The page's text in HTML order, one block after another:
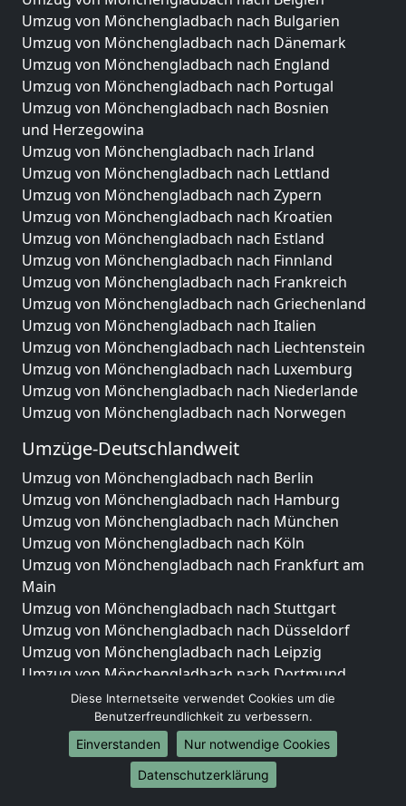
Umzug von Mönchengladbach nach Bulgarien
Umzug von Mönchengladbach nach Dänemark
Umzug von Mönchengladbach nach England
Umzug von Mönchengladbach nach Portugal
Umzug von Mönchengladbach nach Bosnien
und Herzegowina
Umzug von Mönchengladbach nach Irland
Umzug von Mönchengladbach nach Lettland
Umzug von Mönchengladbach nach Zypern
Umzug von Mönchengladbach nach Kroatien
Umzug von Mönchengladbach nach Estland
Umzug von Mönchengladbach nach Finnland
Umzug von Mönchengladbach nach Frankreich
Umzug von Mönchengladbach nach Griechenland
Umzug von Mönchengladbach nach Italien
Umzug von Mönchengladbach nach Liechtenstein
Umzug von Mönchengladbach nach Luxemburg
Umzug von Mönchengladbach nach Niederlande
Umzug von Mönchengladbach nach Norwegen
Umzüge-Deutschlandweit
Umzug von Mönchengladbach nach Berlin
Umzug von Mönchengladbach nach Hamburg
Umzug von Mönchengladbach nach München
Umzug von Mönchengladbach nach Köln
Umzug von Mönchengladbach nach Frankfurt am
Main
Umzug von Mönchengladbach nach Stuttgart
Umzug von Mönchengladbach nach Düsseldorf
Umzug von Mönchengladbach nach Leipzig
Umzug von Mönchengladbach nach Dortmund
Umzug von Mönchengladbach nach Essen
Umzug von Mönchengladbach nach Bremen
Umzug von Mönchengladbach nach Dresden
Umzug von Mönchengladbach nach Hannover
Umzug von Mönchengladbach nach Nürnberg
Diese Internetseite verwendet Cookies um die
Benutzerfreundlichkeit zu verbessern.
Einverstanden
Nur notwendige Cookies
Datenschutzerklärung